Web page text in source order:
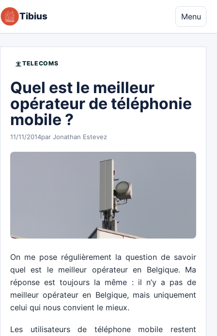
Aller au contenu
Tibius Menu
TELECOMS
Quel est le meilleur
opérateur de téléphonie
mobile ?
11/11/2014par Jonathan Estevez
On me pose régulièrement la question de savoir
quel est le meilleur opérateur en Belgique. Ma
réponse est toujours la même : il n’y a pas de
meilleur opérateur en Belgique, mais uniquement
celui qui nous convient le mieux.
Les utilisateurs de téléphone mobile restent